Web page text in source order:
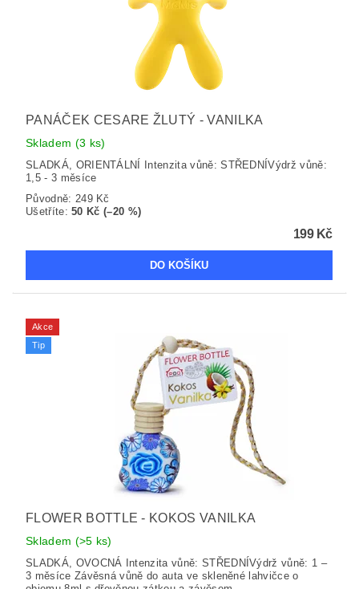
PANÁČEK CESARE ŽLUTÝ - VANILKA
Skladem (3 ks)
SLADKÁ, ORIENTÁLNÍ Intenzita vůně: STŘEDNÍVýdrž vůně:
1,5 - 3 měsíce
Původně: 249 Kč
Ušetříte:50 Kč (–20 %)
199 Kč
Akce
Tip
FLOWER BOTTLE - KOKOS VANILKA
Skladem (>5 ks)
SLADKÁ, OVOCNÁ Intenzita vůně: STŘEDNÍVýdrž vůně: 1 –
3 měsíce Závěsná vůně do auta ve skleněné lahvičce o